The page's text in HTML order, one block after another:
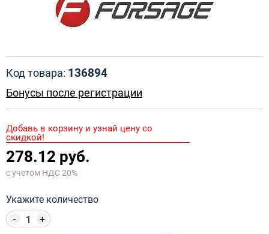
Код товара: 136894
Бонусы после регистрации
Добавь в корзину и узнай цену со
скидкой!
278.12 руб.
с учетом НДС 20%
Укажите количество
+
-